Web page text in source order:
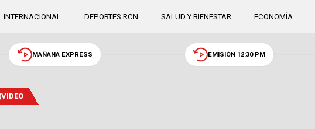
INTERNACIONAL DEPORTES RCN SALUD Y BIENESTAR ECONOMÍA
MAÑANA EXPRESS EMISIÓN 12:30 PM
VIDEO